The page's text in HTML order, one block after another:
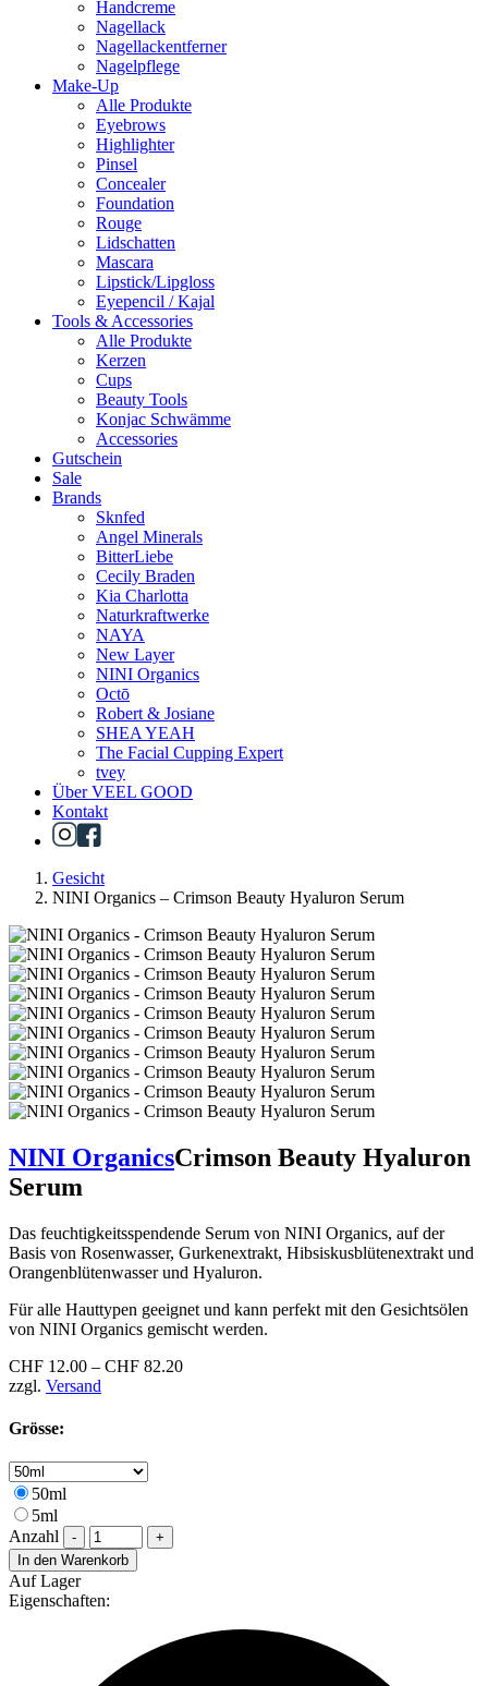
Handcreme
Nagellack
Nagellackentferner
Nagelpflege
Make-Up
Alle Produkte
Eyebrows
Highlighter
Pinsel
Concealer
Foundation
Rouge
Lidschatten
Mascara
Lipstick/Lipgloss
Eyepencil / Kajal
Tools & Accessories
Alle Produkte
Kerzen
Cups
Beauty Tools
Konjac Schwämme
Accessories
Gutschein
Sale
Brands
Sknfed
Angel Minerals
BitterLiebe
Cecily Braden
Kia Charlotta
Naturkraftwerke
NAYA
New Layer
NINI Organics
Octō
Robert & Josiane
SHEA YEAH
The Facial Cupping Expert
tvey
Über VEEL GOOD
Kontakt
Gesicht
NINI Organics – Crimson Beauty Hyaluron Serum
NINI OrganicsCrimson Beauty Hyaluron
Serum
Das feuchtigkeitsspendende Serum von NINI Organics, auf der
Basis von Rosenwasser, Gurkenextrakt, Hibsiskusblütenextrakt und
Orangenblütenwasser und Hyaluron.
Für alle Hauttypen geeignet und kann perfekt mit den Gesichtsölen
von NINI Organics gemischt werden.
CHF 12.00 – CHF 82.20
zzgl. Versand
Grösse:
50ml
5ml
Anzahl
-
+
In den Warenkorb
Auf Lager
Eigenschaften: